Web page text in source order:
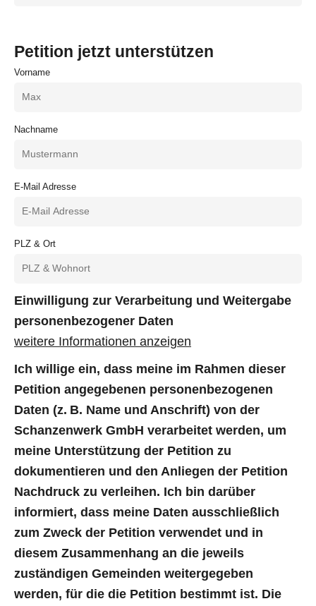
Petition jetzt unterstützen
Vorname
Nachname
E-Mail Adresse
PLZ & Ort
Einwilligung zur Verarbeitung und Weitergabe
personenbezogener Daten
weitere Informationen anzeigen
Ich willige ein, dass meine im Rahmen dieser
Petition angegebenen personenbezogenen
Daten (z. B. Name und Anschrift) von der
Schanzenwerk GmbH verarbeitet werden, um
meine Unterstützung der Petition zu
dokumentieren und den Anliegen der Petition
Nachdruck zu verleihen. Ich bin darüber
informiert, dass meine Daten ausschließlich
zum Zweck der Petition verwendet und in
diesem Zusammenhang an die jeweils
zuständigen Gemeinden weitergegeben
werden, für die die Petition bestimmt ist. Die